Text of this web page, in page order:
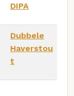
DIPA
Dubbele
Haverstou
t